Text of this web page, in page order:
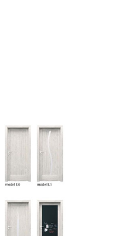
perforat; trei
de dimensiuni ale
pe dimensiunile
cu încuietoare